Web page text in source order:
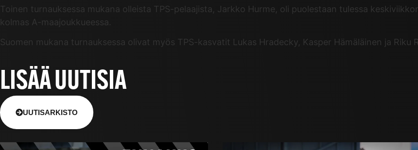
Toinen turnauksessa mukana olleista TPS-pelaajista, Jarkko Hurme, oli puolestaan tulessa
kolmas A-maajoukkueessa.
Suomen mukana turnauksessa olivat myös TPS-kasvatit Lukas Hradecky, Kasper Hämäläinen ja Riku
LISÄÄ UUTISIA
UUTISARKISTO